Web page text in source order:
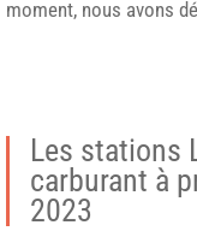
moment, nous avons
Les stations
carburant à
2023